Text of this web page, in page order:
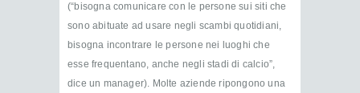
(“bisogna comunicare con le persone sui siti che
sono abituate ad usare negli scambi quotidiani,
bisogna incontrare le persone nei luoghi che
esse frequentano, anche negli stadi di calcio”,
dice un manager). Molte aziende ripongono una